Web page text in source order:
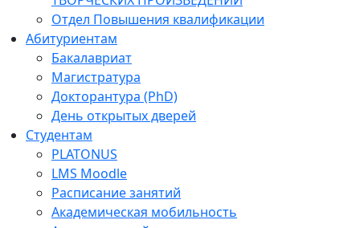
Отдел Повышения квалификации
Абитуриентам
Бакалавриат
Магистратура
Докторантура (PhD)
День открытых дверей
Студентам
PLATONUS
LMS Moodle
Расписание занятий
Академическая мобильность